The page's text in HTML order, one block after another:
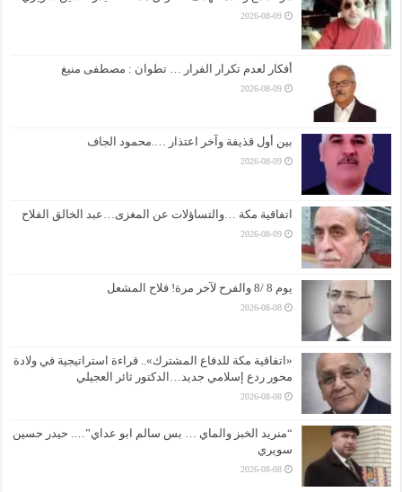
2026-08-09
أفكار لعدم تكرار الفرار … تطوان : مصطفى منيغ
2026-08-09
بين أول قذيفة وآخر اعتذار ….محمود الجاف
2026-08-09
اتفاقية مكة …والتساؤلات عن المغزى…عبد الخالق الفلاح
2026-08-09
يوم 8 /8 والفرح لآخر مرة! فلاح المشعل
2026-08-08
«اتفاقية مكة للدفاع المشترك».. قراءة استراتيجية في ولادة
محور ردع إسلامي جديد…الدكتور ثائر العجيلي
2026-08-08
“منريد الخبز والماي … بس سالم ابو عداي”…. حيدر حسين
سويري
2026-08-08